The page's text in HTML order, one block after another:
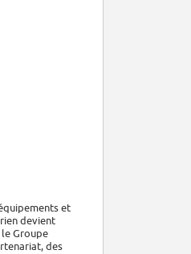
et
devient
Groupe
des